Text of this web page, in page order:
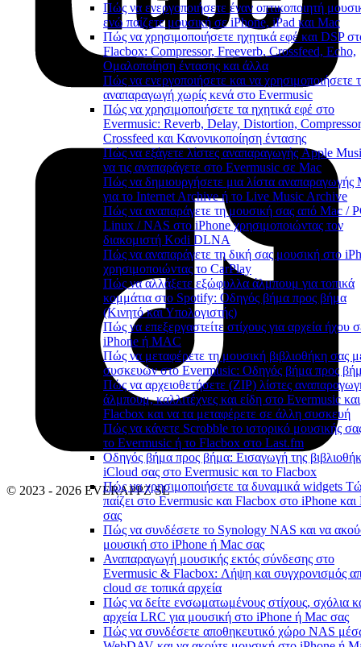
Πώς να ενεργοποιήσετε έναν οπτικοποιητή
ενώ παίζετε μουσική σε iPhone, iPad και Mac
Πώς να χρησιμοποιήσετε ηχητικά εφέ και DSP
Flacbox: Compressor, Freeverb, Crossfeed, Echo,
Ομαλοποίηση έντασης και άλλα
Πώς να ενεργοποιήσετε και να χρησιμοποιήσετε
αναπαραγωγή χωρίς κενά στο Evermusic
Πώς να χρησιμοποιήσετε τα ηχητικά εφέ στο
Evermusic: Reverb, Delay, Distortion,
Crossfeed και Κανονικοποίηση έντασης
Πώς να εξάγετε λίστες αναπαραγωγής Apple
να τις αναπαράγετε στο Evermusic σε Mac
Πώς να δημιουργήσετε μια λίστα αναπαραγωγής
για το Internet Archive ή το Live Music Archive
Πώς να αναπαράγετε τη μουσική σας από Mac /
Linux / NAS στο iPhone χρησιμοποιώντας τον
διακομιστή Kodi DLNA
Πώς να αναπαράγετε τη δική σας μουσική στο
χρησιμοποιώντας το CarPlay
Πώς να αλλάξετε εξώφυλλα άλμπουμ για τοπικά
κομμάτια στο Spotify: Οδηγός βήμα προς βήμα
(Κινητό και Υπολογιστής)
Πώς να επεξεργαστείτε στίχους για αρχεία ήχου
iPhone ή MAC
Πώς να μεταφέρετε τη μουσική βιβλιοθήκη σας
συσκευών στο Evermusic: Οδηγός βήμα προς
Πώς να αρχειοθετήσετε (ZIP) λίστες
άλμπουμ, καλλιτέχνες και είδη στο Evermusic και
Flacbox και να τα μεταφέρετε σε άλλη συσκευή
Πώς να κάνετε Scrobble το ιστορικό μουσικής
το Evermusic ή το Flacbox στο Last.fm
Οδηγός βήμα προς βήμα: Εισαγωγή της
iCloud σας στο Evermusic και το Flacbox
Πώς να χρησιμοποιήσετε τα δυναμικά widgets
παίζει στο Evermusic και Flacbox στο iPhone και
σας
Πώς να συνδέσετε το Synology NAS και να
μουσική στο iPhone ή Mac σας
Αναπαραγωγή μουσικής εκτός σύνδεσης στο
Evermusic & Flacbox: Λήψη και συγχρονισμός
cloud σε τοπικά αρχεία
Πώς να δείτε ενσωματωμένους στίχους, σχόλια
αρχεία LRC για μουσική στο iPhone ή Mac σας
Πώς να συνδέσετε αποθηκευτικό χώρο NAS
© 2023 - 2026 EVERAPPZ SL